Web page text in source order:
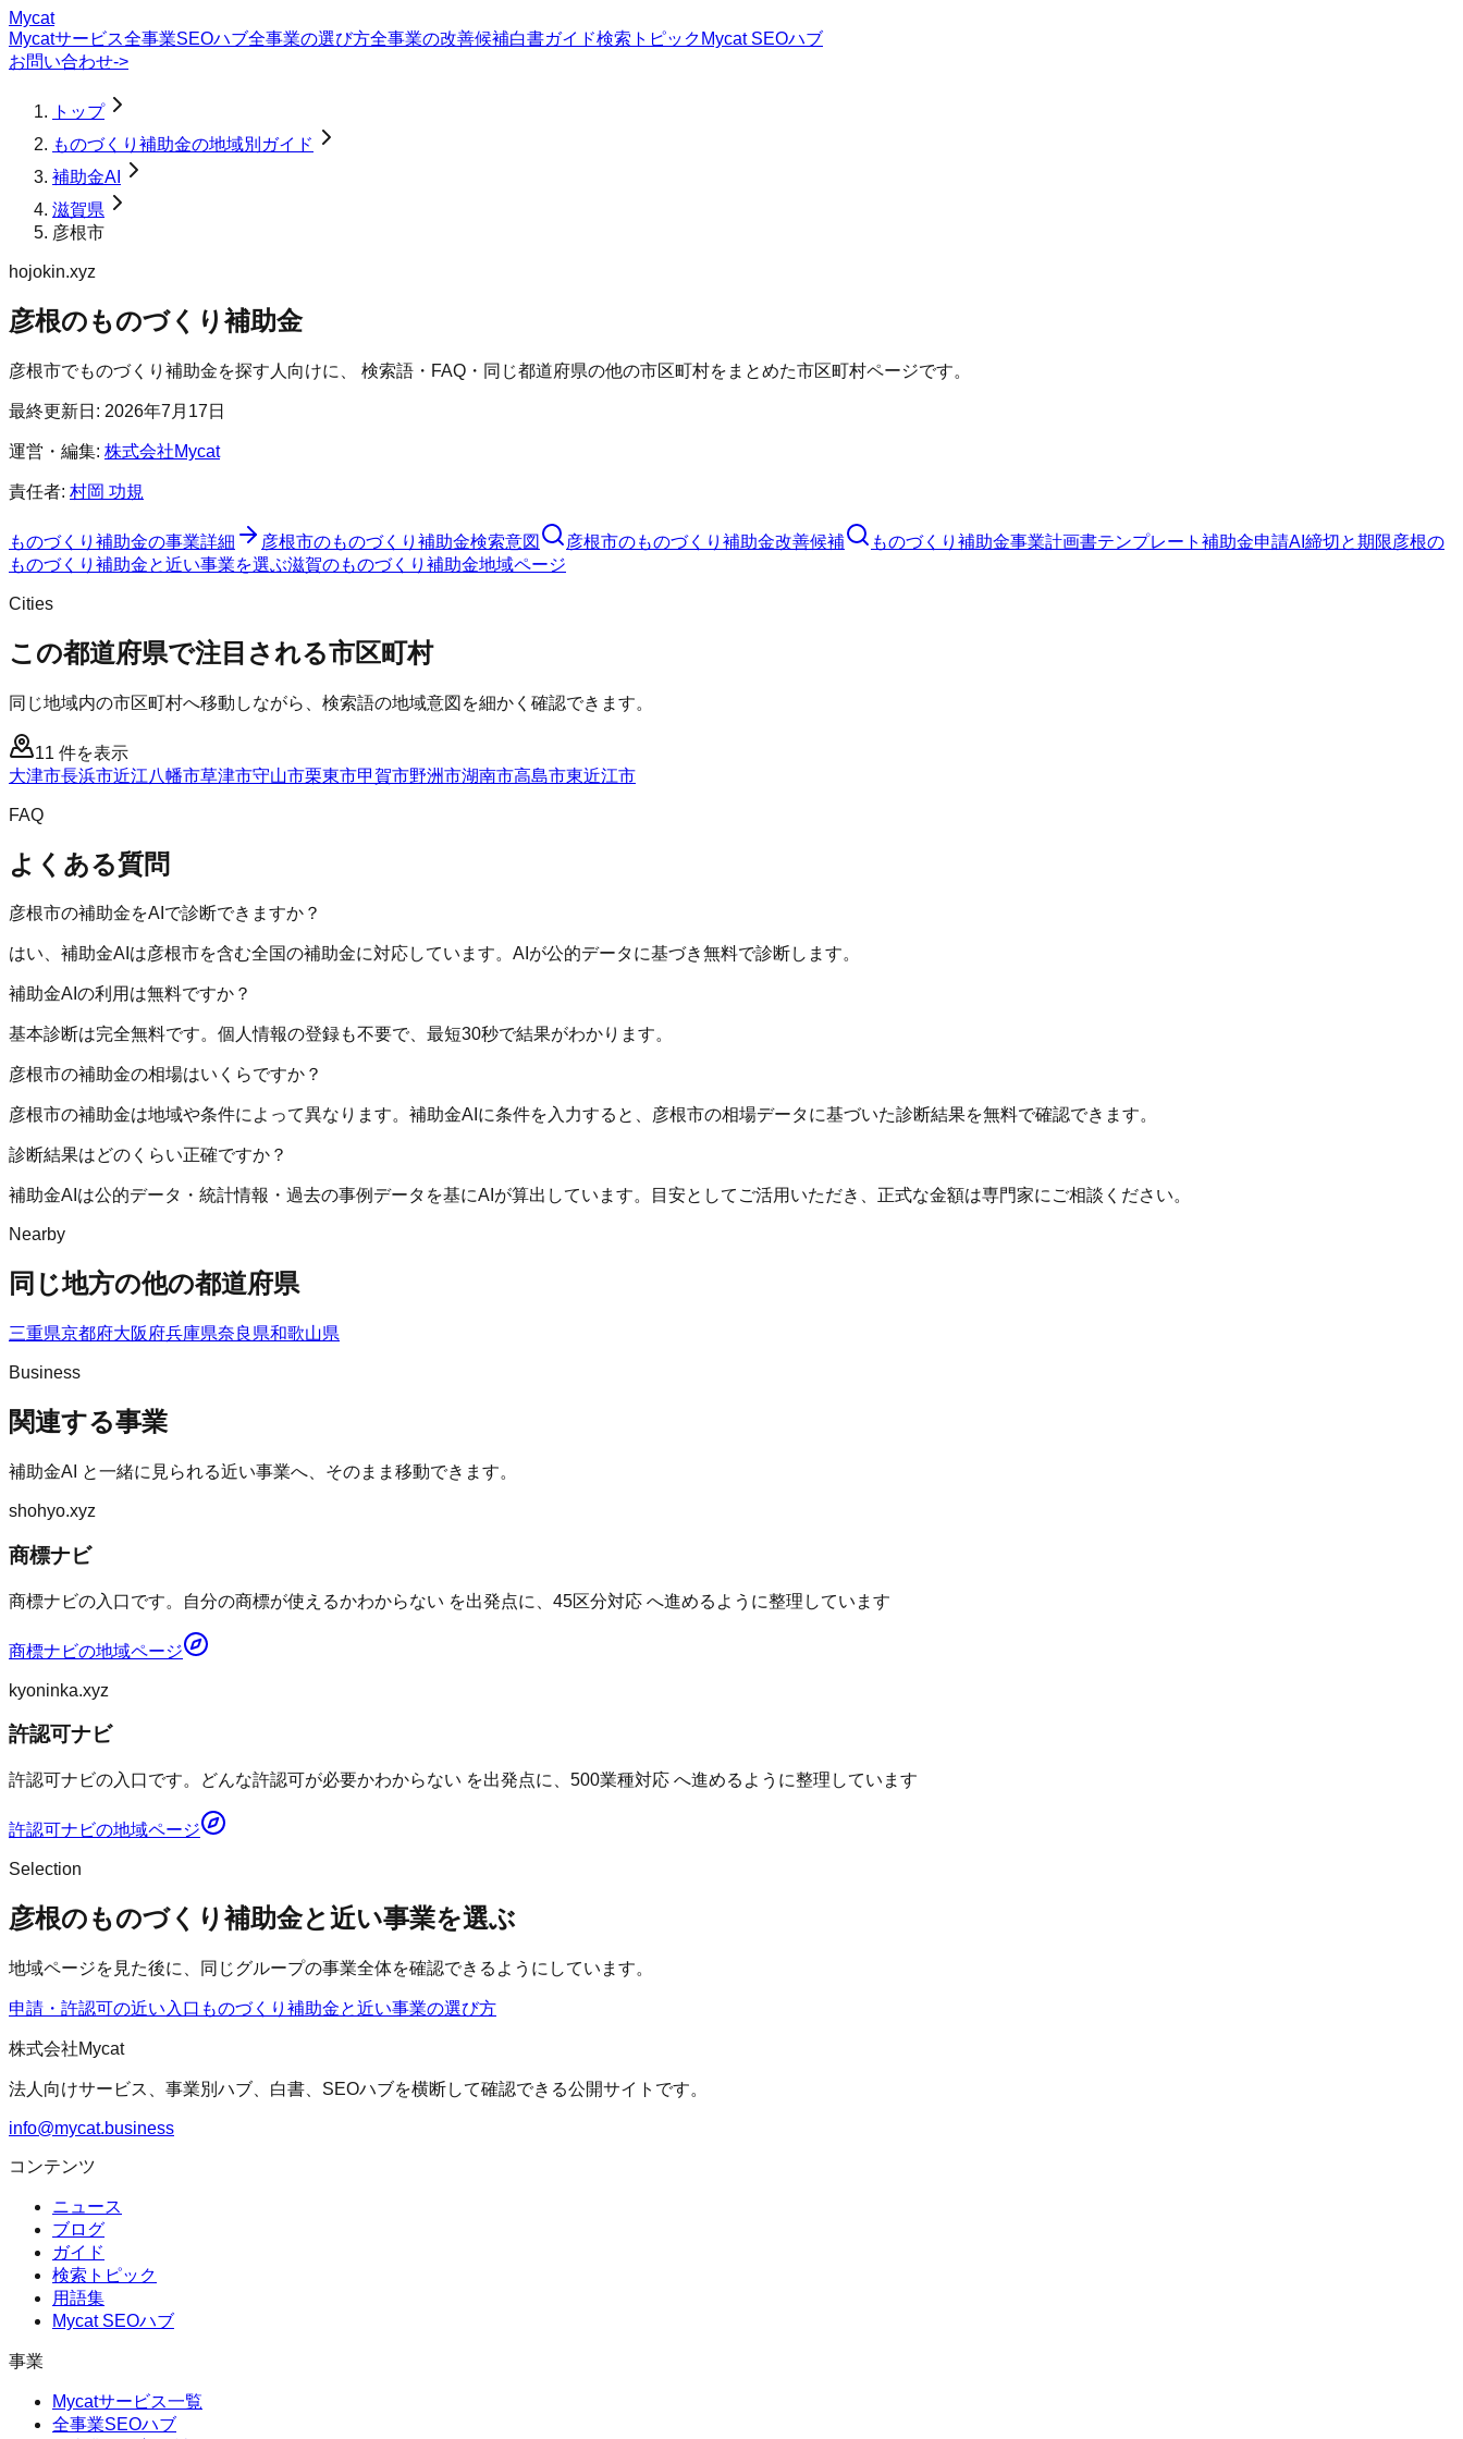
Mycat
Mycatサービス全事業SEOハブ全事業の選び方全事業の改善候補白書ガイド検索トピック Mycat SEOハブ
お問い合わせ->
トップ
ものづくり補助金の地域別ガイド
補助金AI
滋賀県
彦根市
hojokin.xyz
彦根のものづくり補助金
彦根市でものづくり補助金を探す人向けに、 検索語・FAQ・同じ都道府県の他の市区町村をまとめた市区町村ページです。
最終更新日: 2026年7月17日
運営・編集: 株式会社Mycat
責任者: 村岡 功規
ものづくり補助金の事業詳細 彦根市のものづくり補助金検索意図 彦根市のものづくり補助金改善候補 ものづくり補助金事業計画書テンプレート 補助金申請AI 締切と期限彦根の
ものづくり補助金と近い事業を選ぶ滋賀のものづくり補助金地域ページ
Cities
この都道府県で注目される市区町村
同じ地域内の市区町村へ移動しながら、検索語の地域意図を細かく確認できます。
11 件を表示
大津市長浜市近江八幡市草津市守山市栗東市甲賀市野洲市湖南市高島市東近江市
FAQ
よくある質問
彦根市の補助金をAIで診断できますか？
はい、補助金AIは彦根市を含む全国の補助金に対応しています。AIが公的データに基づき無料で診断します。
補助金AIの利用は無料ですか？
基本診断は完全無料です。個人情報の登録も不要で、最短30秒で結果がわかります。
彦根市の補助金の相場はいくらですか？
彦根市の補助金は地域や条件によって異なります。補助金AIに条件を入力すると、彦根市の相場データに基づいた診断結果を無料で確認できます。
診断結果はどのくらい正確ですか？
補助金AIは公的データ・統計情報・過去の事例データを基にAIが算出しています。目安としてご活用いただき、正式な金額は専門家にご相談ください。
Nearby
同じ地方の他の都道府県
三重県京都府大阪府兵庫県奈良県和歌山県
Business
関連する事業
補助金AI と一緒に見られる近い事業へ、そのまま移動できます。
shohyo.xyz
商標ナビ
商標ナビの入口です。自分の商標が使えるかわからない を出発点に、45区分対応 へ進めるように整理しています
商標ナビの地域ページ
kyoninka.xyz
許認可ナビ
許認可ナビの入口です。どんな許認可が必要かわからない を出発点に、500業種対応 へ進めるように整理しています
許認可ナビの地域ページ
Selection
彦根のものづくり補助金と近い事業を選ぶ
地域ページを見た後に、同じグループの事業全体を確認できるようにしています。
申請・許認可の近い入口 ものづくり補助金と近い事業の選び方
株式会社Mycat
法人向けサービス、事業別ハブ、白書、SEOハブを横断して確認できる公開サイトです。
info@mycat.business
コンテンツ
ニュース
ブログ
ガイド
検索トピック
用語集
Mycat SEOハブ
事業
Mycatサービス一覧
全事業SEOハブ